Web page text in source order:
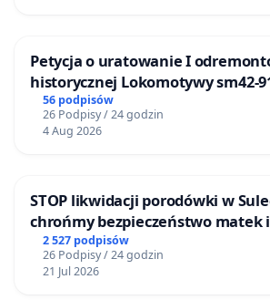
Petycja o uratowanie I
historycznej Lokomotywy sm42-
56 podpisów
26 Podpisy / 24 godzin
4 Aug 2026
STOP likwidacji porodówki w
chrońmy bezpieczeństwo matek
2 527 podpisów
26 Podpisy / 24 godzin
21 Jul 2026